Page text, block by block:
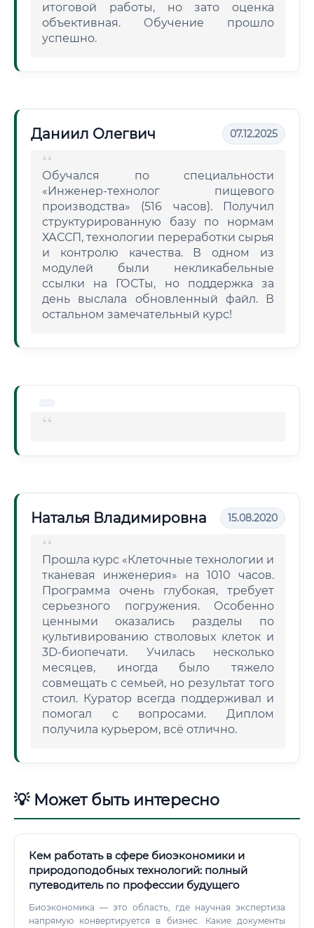
итоговой работы, но зато оценка
объективная. Обучение прошло
успешно.
Даниил Олегвич 07.12.2025
Обучался по специальности
«Инженер-технолог пищевого
производства» (516 часов). Получил
структурированную базу по нормам
ХАССП, технологии переработки сырья
и контролю качества. В одном из
модулей были некликабельные
ссылки на ГОСТы, но поддержка за
день выслала обновленный файл. В
остальном замечательный курс!
Наталья Владимировна 15.08.2020
Прошла курс «Клеточные технологии и
тканевая инженерия» на 1010 часов.
Программа очень глубокая, требует
серьезного погружения. Особенно
ценными оказались разделы по
культивированию стволовых клеток и
3D-биопечати. Училась несколько
месяцев, иногда было тяжело
совмещать с семьей, но результат того
стоил. Куратор всегда поддерживал и
помогал с вопросами. Диплом
получила курьером, всё отлично.
💡 Может быть интересно
Кем работать в сфере биоэкономики и
природоподобных технологий: полный
путеводитель по профессии будущего
Биоэкономика — это область, где научная экспертиза
напрямую конвертируется в бизнес. Какие документы